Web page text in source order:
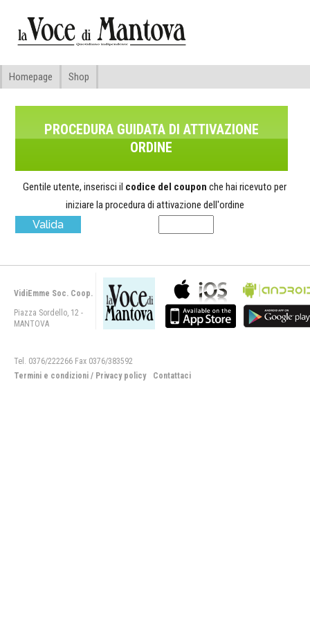
Homepage Shop
PROCEDURA GUIDATA DI ATTIVAZIONE
ORDINE
Gentile utente, inserisci il codice del coupon che hai ricevuto per
iniziare la procedura di attivazione dell'ordine
VidiEmme Soc. Coop.
Piazza Sordello, 12 -
MANTOVA
Tel. 0376/222266 Fax 0376/383592
Termini e condizioni / Privacy policy Contattaci